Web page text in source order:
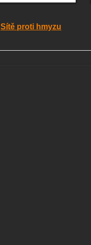
Sítě proti hmyzu